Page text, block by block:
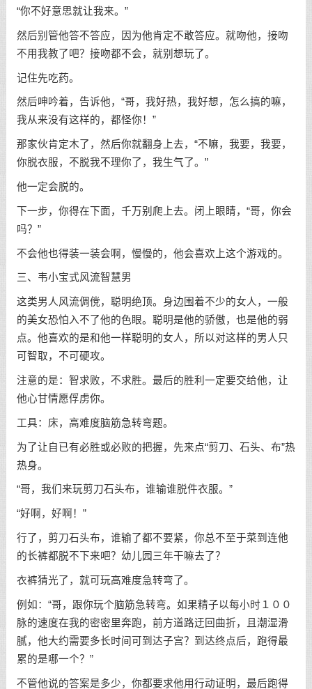
“你不好意思就让我来。”
然后别管他答不答应，因为他肯定不敢答应。就吻他，接吻
不用我教了吧？接吻都不会，就别想玩了。
记住先吃药。
然后呻吟着，告诉他，“哥，我好热，我好想，怎么搞的嘛，
我从来没有这样的，都怪你！”
那家伙肯定木了，然后你就翻身上去，“不嘛，我要，我要，
你脱衣服，不脱我不理你了，我生气了。”
他一定会脱的。
下一步，你得在下面，千万别爬上去。闭上眼睛，“哥，你会
吗？”
不会他也得装一装会啊，慢慢的，他会喜欢上这个游戏的。
三、韦小宝式风流智慧男
这类男人风流倜傥，聪明绝顶。身边围着不少的女人，一般
的美女恐怕入不了他的色眼。聪明是他的骄傲，也是他的弱
点。他喜欢的是和他一样聪明的女人，所以对这样的男人只
可智取，不可硬攻。
注意的是：智求败，不求胜。最后的胜利一定要交给他，让
他心甘情愿俘虏你。
工具：床，高难度脑筋急转弯题。
为了让自已有必胜或必败的把握，先来点“剪刀、石头、布”热
热身。
“哥，我们来玩剪刀石头布，谁输谁脱件衣服。”
“好啊，好啊！”
行了，剪刀石头布，谁输了都不要紧，你总不至于菜到连他
的长裤都脱不下来吧？幼儿园三年干嘛去了？
衣裤猜光了，就可玩高难度急转弯了。
例如：“哥，跟你玩个脑筋急转弯。如果精子以每小时１００
脉的速度在我的密密里奔跑，前方道路迂回曲折，且潮湿滑
腻，他大约需要多长时间可到达子宫？到达终点后，跑得最
累的是哪一个？”
不管他说的答案是多少，你都要求他用行动证明，最后跑得